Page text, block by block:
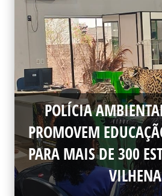
POLÍCIA
PROMOVEM
PARA MAIS DE 300
VILHENA